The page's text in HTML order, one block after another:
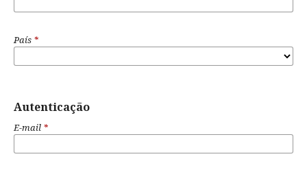
País *
Autenticação
E-mail *